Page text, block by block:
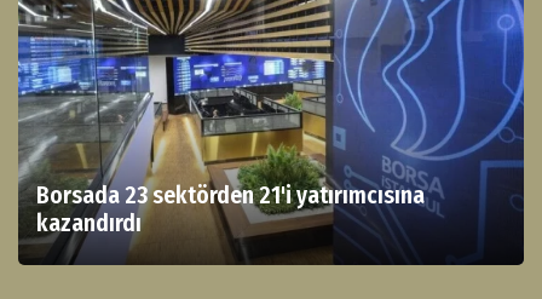
Borsada 23 sektörden 21'i yatırımcısına
kazandırdı